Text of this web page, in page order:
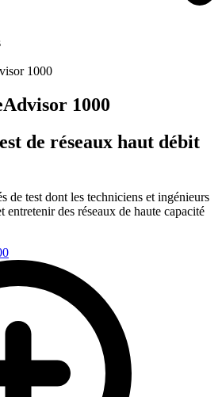
1000
1000
de réseaux haut débit
de test dont les techniciens et ingénieurs
entretenir des réseaux de haute capacité